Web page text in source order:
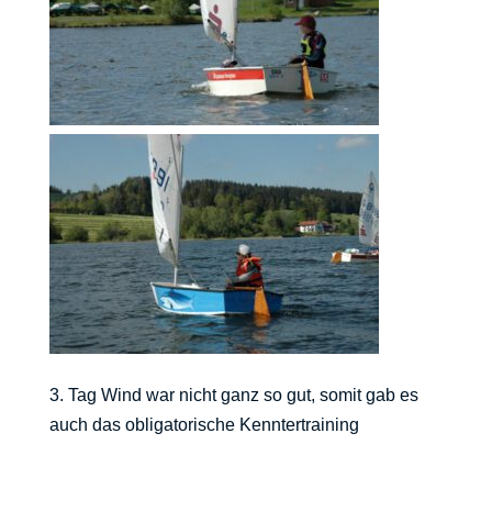
3. Tag Wind war nicht ganz so gut, somit gab es
auch das obligatorische Kenntertraining